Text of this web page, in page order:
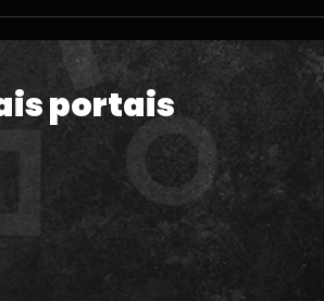
de Astro Bot; Steam
Machine e MUITAS
atualizações legais
portais